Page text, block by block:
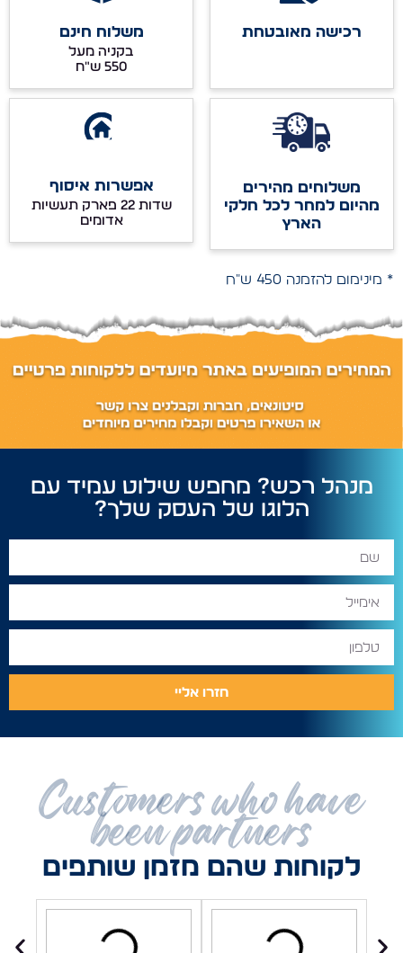
רכישה מאובטחת משלוח חינם
בקניה מעל
משלוחים מהירים
מהיום למחר לכל חלקי
הארץ
אפשרות איסוף
שדות 22 פארק תעשיות
אדומים
* מינימום להזמנה 450 ש"ח
מנהל רכש? מחפש שילוט עמיד עם
הלוגו של העסק שלך?
חזרו אליי
Customers who have
been partners
לקוחות שהם מזמן שותפים